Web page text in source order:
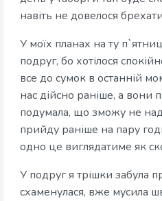
навіть не довелося
У моїх планах на ту
подруг, бо хотілося
все до сумок в останній
нас дійсно раніше, а вони
подумала, що зможу не
прийду раніше на пару
одно це виглядатиме як
У подруг я трішки забула
схаменулася, вже мусила